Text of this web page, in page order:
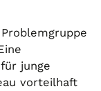
junge
vorteilhaft